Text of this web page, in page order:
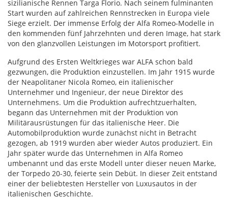
sizilianische Rennen Targa Florio. Nach seinem fulminanten
Start wurden auf zahlreichen Rennstrecken in Europa viele
Siege erzielt. Der immense Erfolg der Alfa Romeo-Modelle in
den kommenden fünf Jahrzehnten und deren Image, hat stark
von den glanzvollen Leistungen im Motorsport profitiert.
Aufgrund des Ersten Weltkrieges war ALFA schon bald
gezwungen, die Produktion einzustellen. Im Jahr 1915 wurde
der Neapolitaner Nicola Romeo, ein italienischer
Unternehmer und Ingenieur, der neue Direktor des
Unternehmens. Um die Produktion aufrechtzuerhalten,
begann das Unternehmen mit der Produktion von
Militärausrüstungen für das italienische Heer. Die
Automobilproduktion wurde zunächst nicht in Betracht
gezogen, ab 1919 wurden aber wieder Autos produziert. Ein
Jahr später wurde das Unternehmen in Alfa Romeo
umbenannt und das erste Modell unter dieser neuen Marke,
der Torpedo 20-30, feierte sein Debüt. In dieser Zeit entstand
einer der beliebtesten Hersteller von Luxusautos in der
italienischen Geschichte.